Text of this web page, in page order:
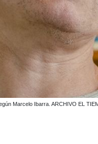
Marcelo Ibarra. ARCHIVO EL